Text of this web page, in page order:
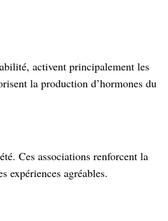
activent principalement les
la production d’hormones du
Ces associations renforcent la
expériences agréables.